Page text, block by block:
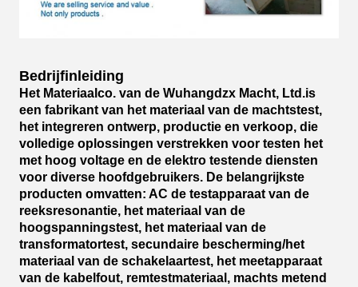
Bedrijfinleiding
Het Materiaalco. van de Wuhangdzx Macht, Ltd.is
een fabrikant van het materiaal van de machtstest,
het integreren ontwerp, productie en verkoop, die
volledige oplossingen verstrekken voor testen het
met hoog voltage en de elektro testende diensten
voor diverse hoofdgebruikers. De belangrijkste
producten omvatten: AC de testapparaat van de
reeksresonantie, het materiaal van de
hoogspanningstest, het materiaal van de
transformatortest, secundaire bescherming/het
materiaal van de schakelaartest, het meetapparaat
van de kabelfout, remtestmateriaal, machts metend